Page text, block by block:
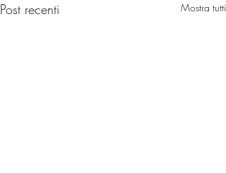
Post recenti Mostra tutti